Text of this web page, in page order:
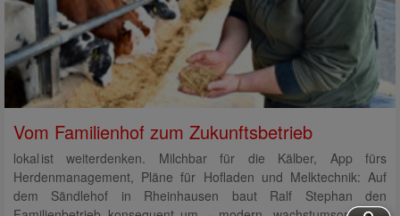
Vom Familienhof zum Zukunftsbetrieb
lokal ist weiterdenken. Milchbar für die Kälber, App fürs
Herdenmanagement, Pläne für Hofladen und Melktechnik: Auf
dem Sändlehof in Rheinhausen baut Ralf Stephan den